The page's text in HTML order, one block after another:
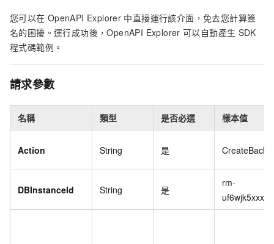
您可以在 OpenAPI Explorer 中直接運行該介面，免去您計算簽
名的困擾。運行成功後，OpenAPI Explorer 可以自動產生 SDK
程式碼範例。
請求參數
名稱 類型 是否必選 樣本值
Action String 是
DBInstanceId String 是
rm-